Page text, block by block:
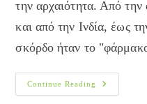
την αρχαιότητα. Από
και από την Ινδία, έως
σκόρδο ήταν το
Continue Reading
Σκόρδο:
Υγιεινό